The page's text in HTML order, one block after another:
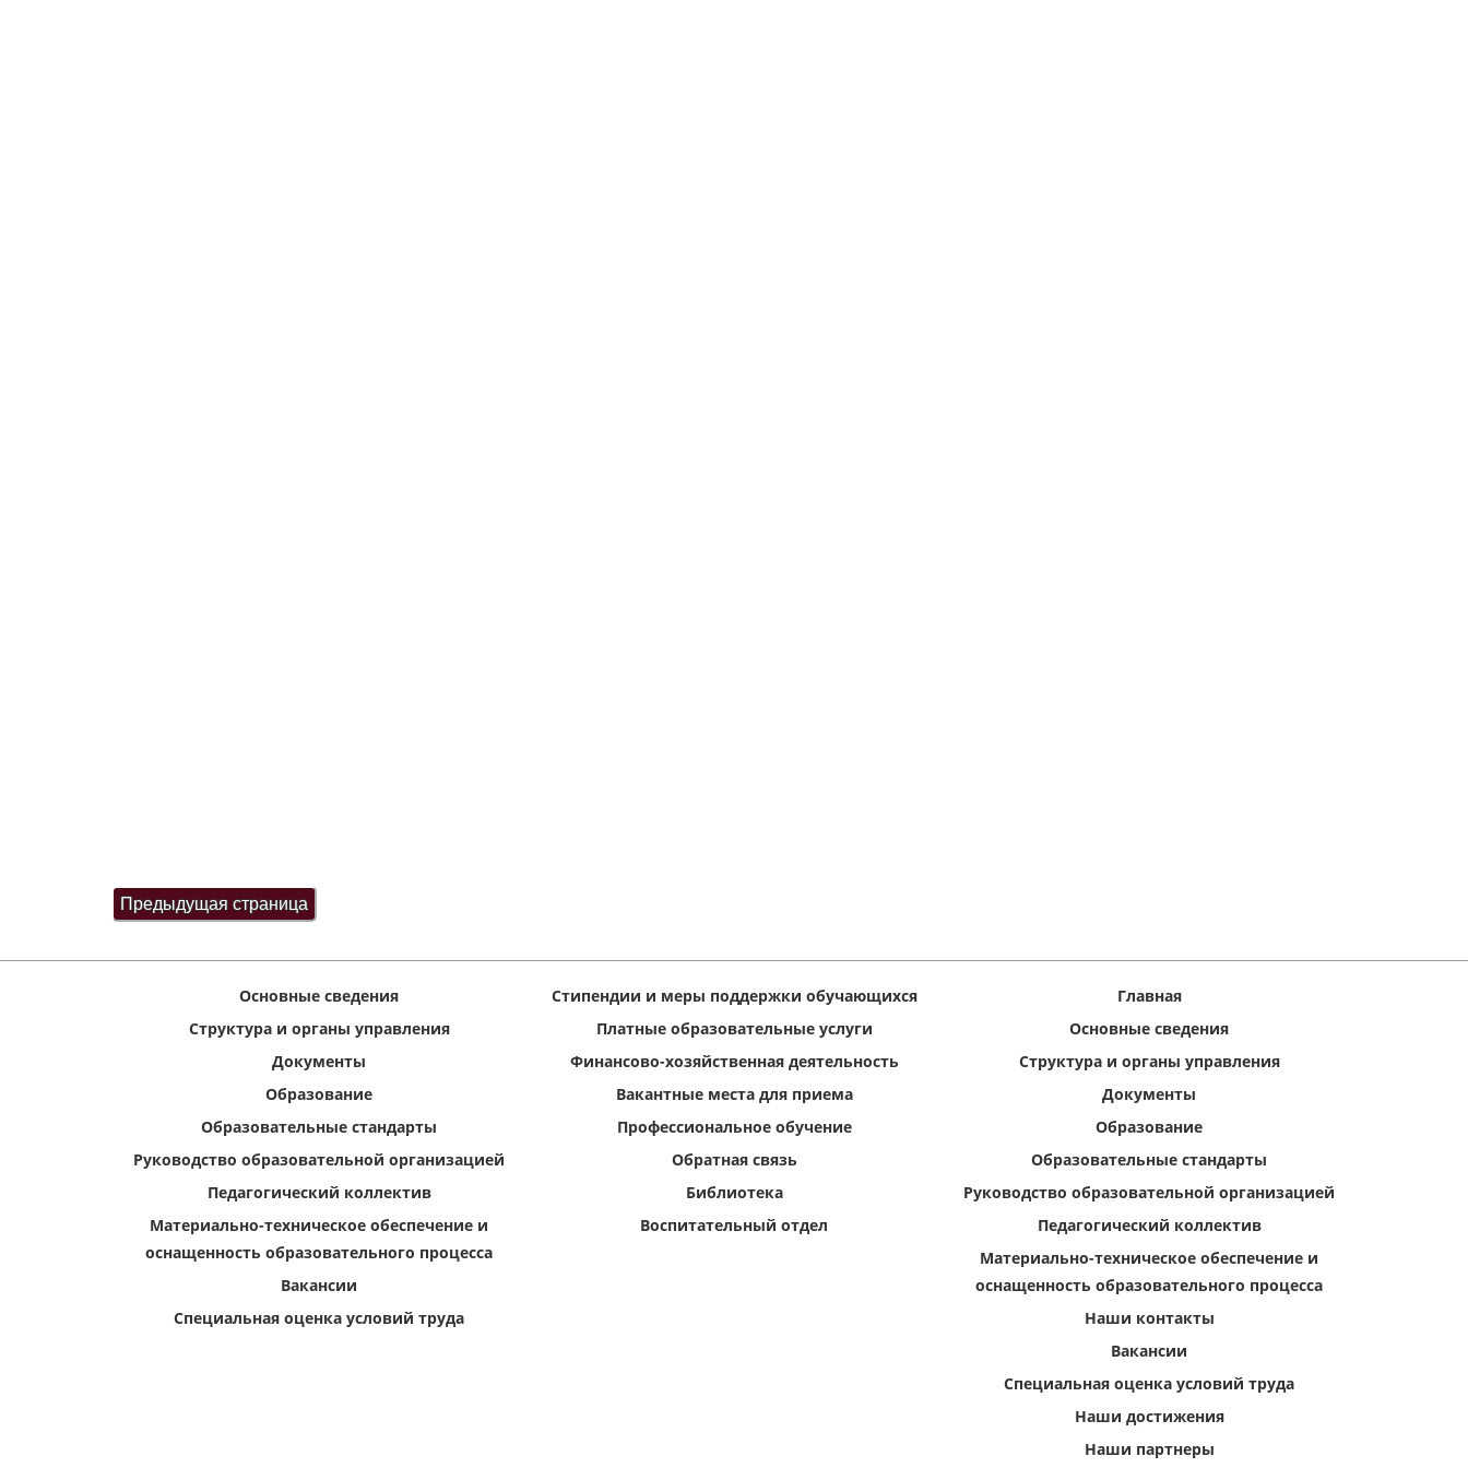
Основные сведения
Структура и органы управления
Документы
Образование
Образовательные стандарты
Руководство образовательной организацией
Педагогический коллектив
Материально-техническое обеспечение и
оснащенность образовательного процесса
Вакансии
Специальная оценка условий труда
Стипендии и меры поддержки обучающихся
Платные образовательные услуги
Финансово-хозяйственная деятельность
Вакантные места для приема
Профессиональное обучение
Обратная связь
Библиотека
Воспитательный отдел
Главная
Основные сведения
Структура и органы управления
Документы
Образование
Образовательные стандарты
Руководство образовательной организацией
Педагогический коллектив
Материально-техническое обеспечение и
оснащенность образовательного процесса
Наши контакты
Вакансии
Специальная оценка условий труда
Наши достижения
Наши партнеры